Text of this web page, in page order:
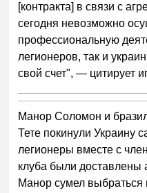
[контракта] в связи с
сегодня невозможно
профессиональную
легионеров, так и
свой счет", — цитирует
Манор Соломон и
Тете покинули Украину
легионеры вместе с
клуба были
Манор сумел выбраться